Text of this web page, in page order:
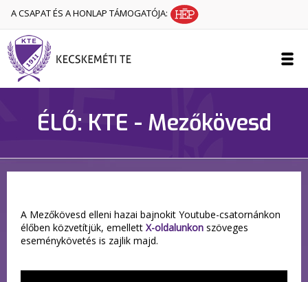
A CSAPAT ÉS A HONLAP TÁMOGATÓJA:
ÉLŐ: KTE - Mezőkövesd
A Mezőkövesd elleni hazai bajnokit Youtube-csatornánkon
élőben közvetítjük, emellett X-oldalunkon szöveges
eseménykövetés is zajlik majd.